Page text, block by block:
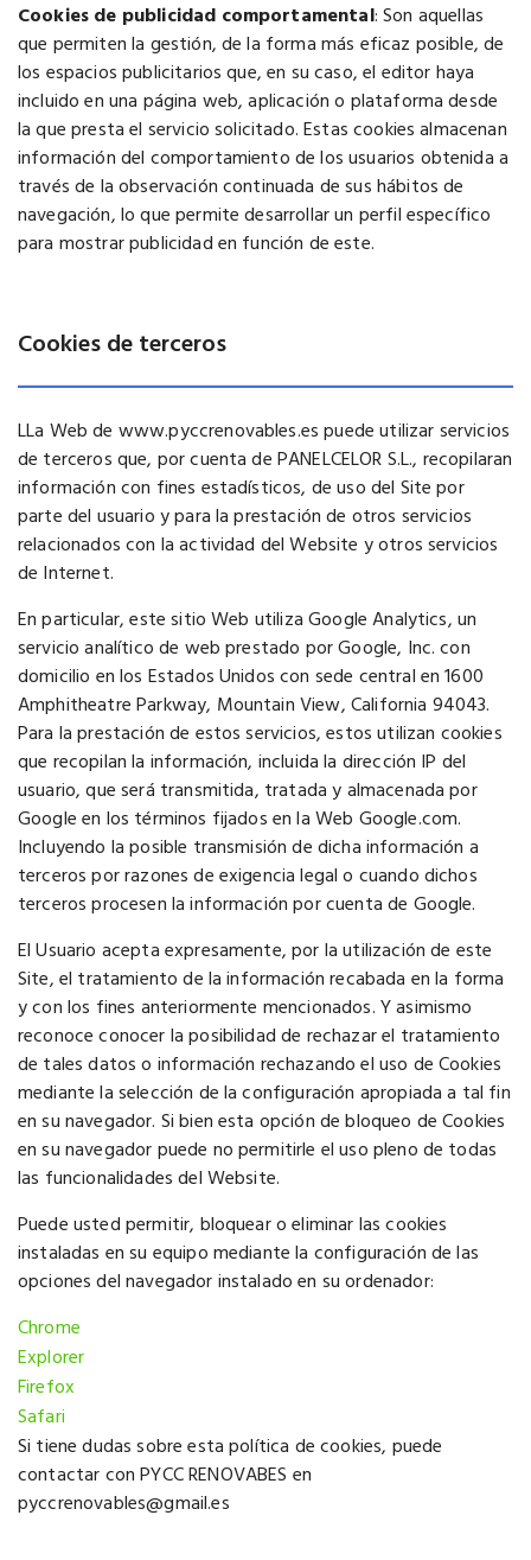
Cookies de publicidad comportamental: Son aquellas
que permiten la gestión, de la forma más eficaz posible, de
los espacios publicitarios que, en su caso, el editor haya
incluido en una página web, aplicación o plataforma desde
la que presta el servicio solicitado. Estas cookies almacenan
información del comportamiento de los usuarios obtenida a
través de la observación continuada de sus hábitos de
navegación, lo que permite desarrollar un perfil específico
para mostrar publicidad en función de este.
Cookies de terceros
LLa Web de www.pyccrenovables.es puede utilizar servicios
de terceros que, por cuenta de PANELCELOR S.L., recopilaran
información con fines estadísticos, de uso del Site por
parte del usuario y para la prestación de otros servicios
relacionados con la actividad del Website y otros servicios
de Internet.
En particular, este sitio Web utiliza Google Analytics, un
servicio analítico de web prestado por Google, Inc. con
domicilio en los Estados Unidos con sede central en 1600
Amphitheatre Parkway, Mountain View, California 94043.
Para la prestación de estos servicios, estos utilizan cookies
que recopilan la información, incluida la dirección IP del
usuario, que será transmitida, tratada y almacenada por
Google en los términos fijados en la Web Google.com.
Incluyendo la posible transmisión de dicha información a
terceros por razones de exigencia legal o cuando dichos
terceros procesen la información por cuenta de Google.
El Usuario acepta expresamente, por la utilización de este
Site, el tratamiento de la información recabada en la forma
y con los fines anteriormente mencionados. Y asimismo
reconoce conocer la posibilidad de rechazar el tratamiento
de tales datos o información rechazando el uso de Cookies
mediante la selección de la configuración apropiada a tal fin
en su navegador. Si bien esta opción de bloqueo de Cookies
en su navegador puede no permitirle el uso pleno de todas
las funcionalidades del Website.
Puede usted permitir, bloquear o eliminar las cookies
instaladas en su equipo mediante la configuración de las
opciones del navegador instalado en su ordenador:
Chrome
Explorer
Firefox
Safari
Si tiene dudas sobre esta política de cookies, puede
contactar con PYCC RENOVABES en
pyccrenovables@gmail.es